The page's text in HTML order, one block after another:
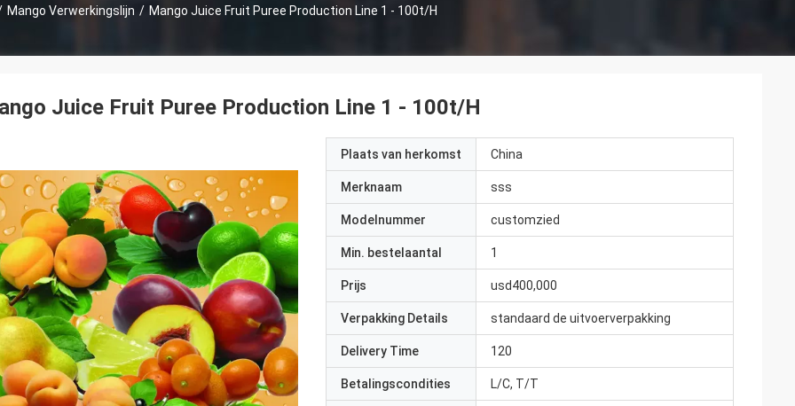
Mango Verwerkingslijn / Mango Juice Fruit Puree Production Line 1 - 100t/H
Juice Fruit Puree Production Line 1 - 100t/H
Plaats van herkomst China
Merknaam sss
Modelnummer customzied
Min. bestelaantal 1
Prijs usd400,000
Verpakking Details standaard de uitvoerverpakking
Delivery Time 120
Betalingscondities L/C, T/T